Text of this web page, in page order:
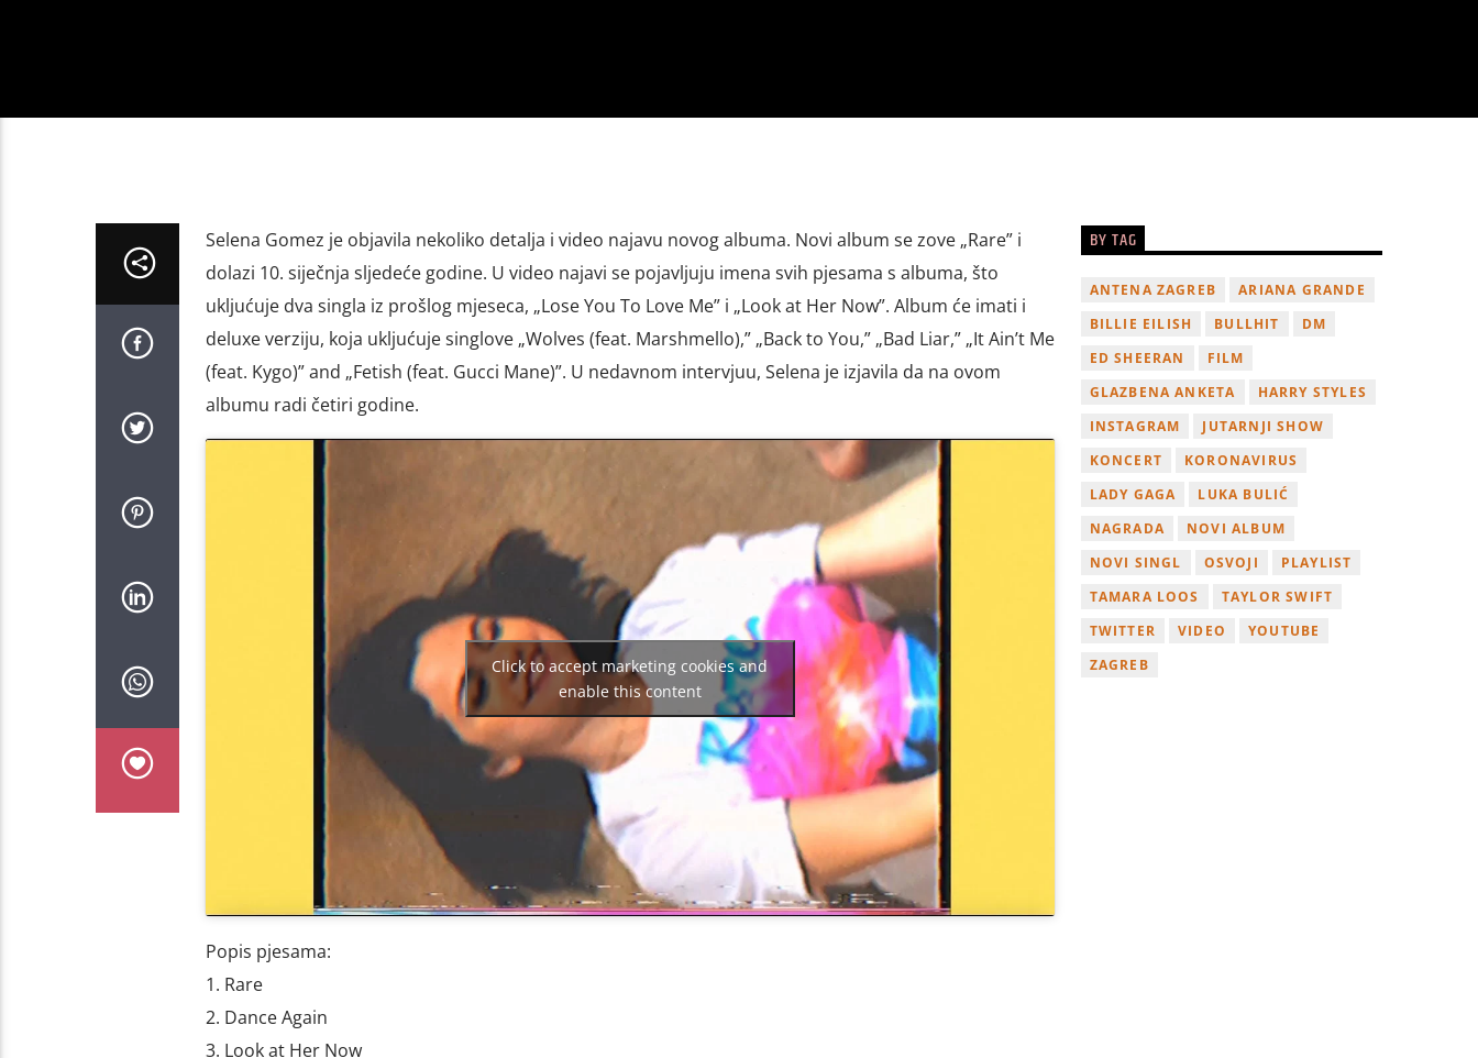
Selena Gomez je objavila nekoliko detalja i video najavu novog albuma. Novi album se zove „Rare” i
dolazi 10. siječnja sljedeće godine. U video najavi se pojavljuju imena svih pjesama s albuma, što
ukljućuje dva singla iz prošlog mjeseca, „Lose You To Love Me” i „Look at Her Now”. Album će imati i
deluxe verziju, koja ukljućuje singlove „Wolves (feat. Marshmello),” „Back to You,” „Bad Liar,” „It Ain’t Me
(feat. Kygo)” and „Fetish (feat. Gucci Mane)”. U nedavnom intervjuu, Selena je izjavila da na ovom
albumu radi četiri godine.
Click to accept marketing cookies and
enable this content
Popis pjesama:
1. Rare
2. Dance Again
3. Look at Her Now
BY TAG
ANTENA ZAGREB
ARIANA GRANDE
BILLIE EILISH
BULLHIT
DM
ED SHEERAN
FILM
GLAZBENA ANKETA
HARRY STYLES
INSTAGRAM
JUTARNJI SHOW
KONCERT
KORONAVIRUS
LADY GAGA
LUKA BULIĆ
NAGRADA
NOVI ALBUM
NOVI SINGL
OSVOJI
PLAYLIST
TAMARA LOOS
TAYLOR SWIFT
TWITTER
VIDEO
YOUTUBE
ZAGREB